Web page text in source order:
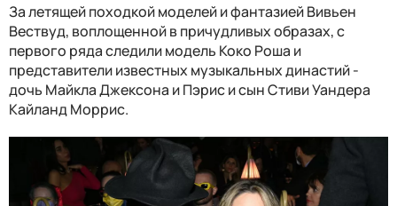
За летящей походкой моделей и фантазией Вивьен
Вествуд, воплощенной в причудливых образах, с
первого ряда следили модель Коко Роша и
представители известных музыкальных династий -
дочь Майкла Джексона и Пэрис и сын Стиви Уандера
Кайланд Моррис.